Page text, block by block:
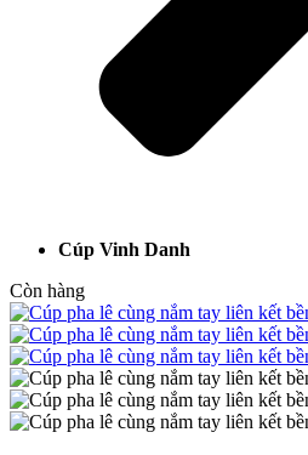
Cúp Vinh Danh
Còn hàng